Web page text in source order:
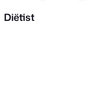
Diëtist